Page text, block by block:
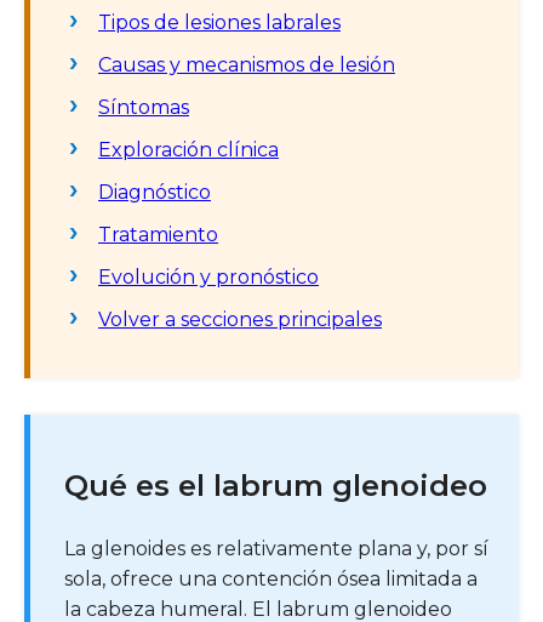
Tipos de lesiones labrales
Causas y mecanismos de lesión
Síntomas
Exploración clínica
Diagnóstico
Tratamiento
Evolución y pronóstico
Volver a secciones principales
Qué es el labrum glenoideo
La glenoides es relativamente plana y, por sí
sola, ofrece una contención ósea limitada a
la cabeza humeral. El labrum glenoideo